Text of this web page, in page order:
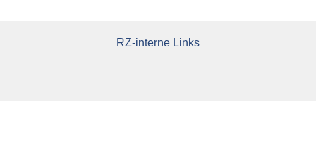
RZ-interne Links